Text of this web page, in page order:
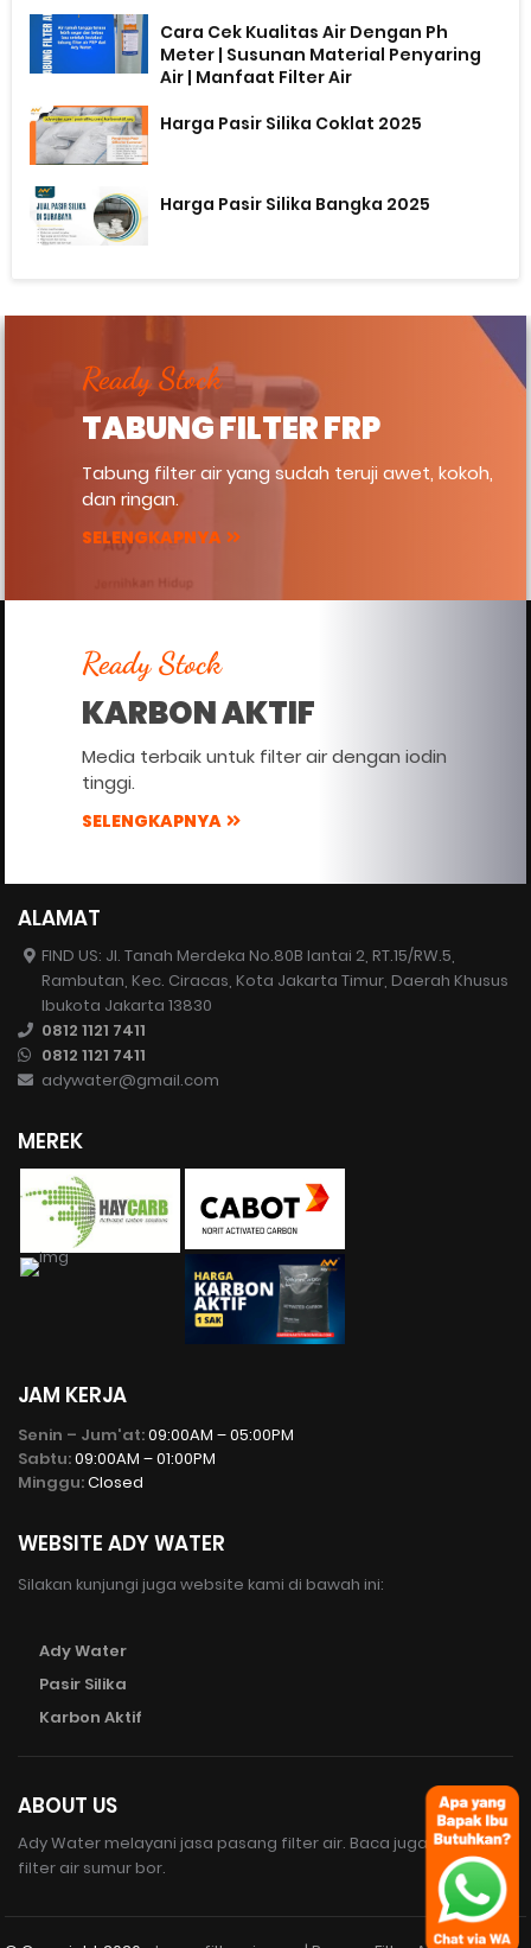
Cara Cek Kualitas Air Dengan Ph
Meter | Susunan Material Penyaring
Air | Manfaat Filter Air
Harga Pasir Silika Coklat 2025
Harga Pasir Silika Bangka 2025
Ready Stock
TABUNG FILTER FRP
Tabung filter air yang sudah teruji awet, kokoh,
dan ringan.
SELENGKAPNYA
Ready Stock
KARBON AKTIF
Media terbaik untuk filter air dengan iodin
tinggi.
SELENGKAPNYA
ALAMAT
FIND US: Jl. Tanah Merdeka No.80B lantai 2, RT.15/RW.5,
Rambutan, Kec. Ciracas, Kota Jakarta Timur, Daerah Khusus
Ibukota Jakarta 13830
0812 1121 7411
0812 1121 7411
adywater@gmail.com
MEREK
JAM KERJA
Senin – Jum'at:09:00AM – 05:00PM
Sabtu:09:00AM – 01:00PM
Minggu:Closed
WEBSITE ADY WATER
Silakan kunjungi juga website kami di bawah ini:
Ady Water
Pasir Silika
Karbon Aktif
ABOUT US
Ady Water melayani jasa pasang filter air. Baca juga susunan
filter air sumur bor.